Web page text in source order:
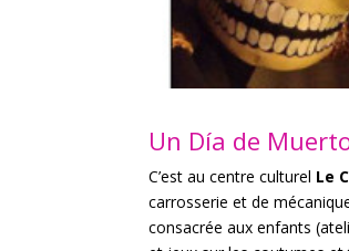
Un Día de
C’est au centre culturel Le
carrosserie et de
consacrée aux enfants